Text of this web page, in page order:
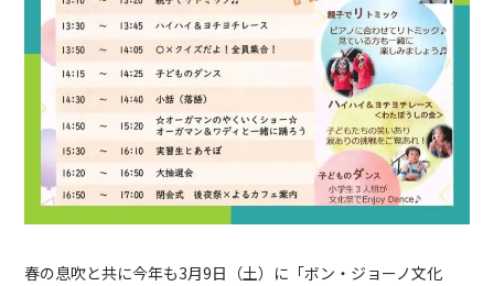
春の息吹と共に今年も3月9日（土） に 「ボン・ジョーノ文化